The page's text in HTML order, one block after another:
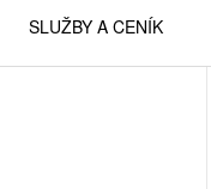
SLUŽBY A CENÍK